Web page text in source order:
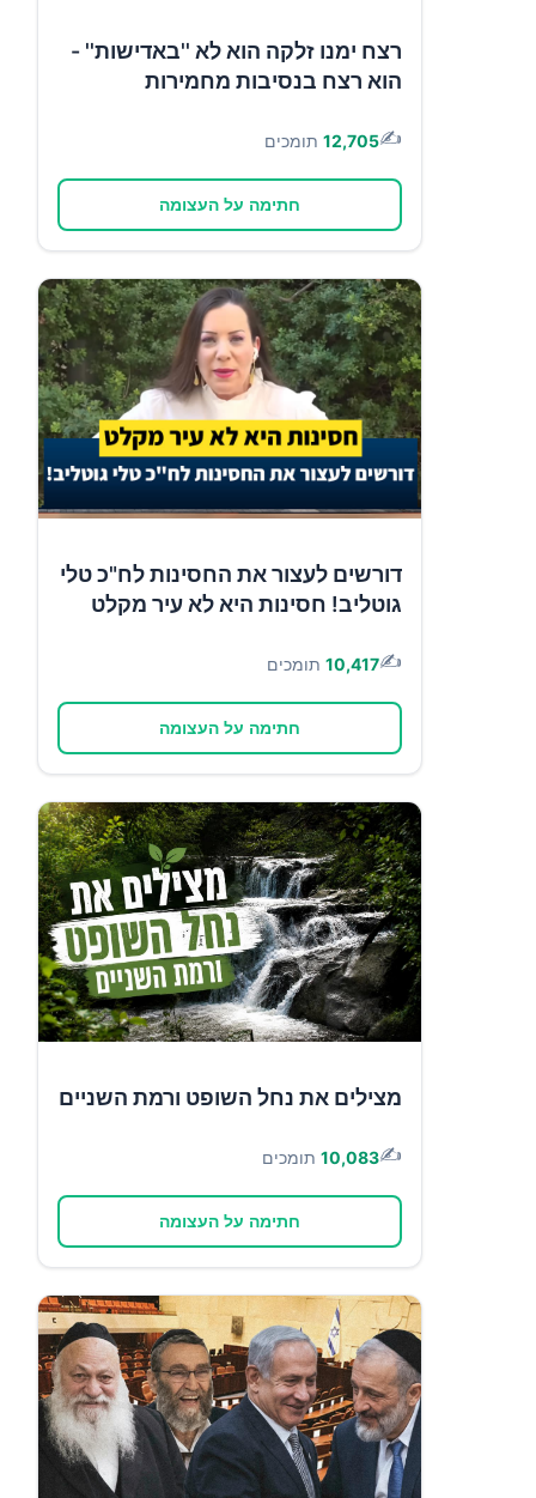
רצח ימנו זלקה הוא לא ''באדישות'' -
הוא רצח בנסיבות מחמירות
✍️
12,705 תומכים
חתימה על העצומה
דורשים לעצור את החסינות לח"כ טלי
גוטליב! חסינות היא לא עיר מקלט
✍️
10,417 תומכים
חתימה על העצומה
מצילים את נחל השופט ורמת השניים
✍️
10,083 תומכים
חתימה על העצומה